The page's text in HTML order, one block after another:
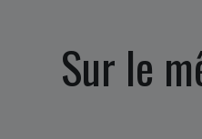
Sur le